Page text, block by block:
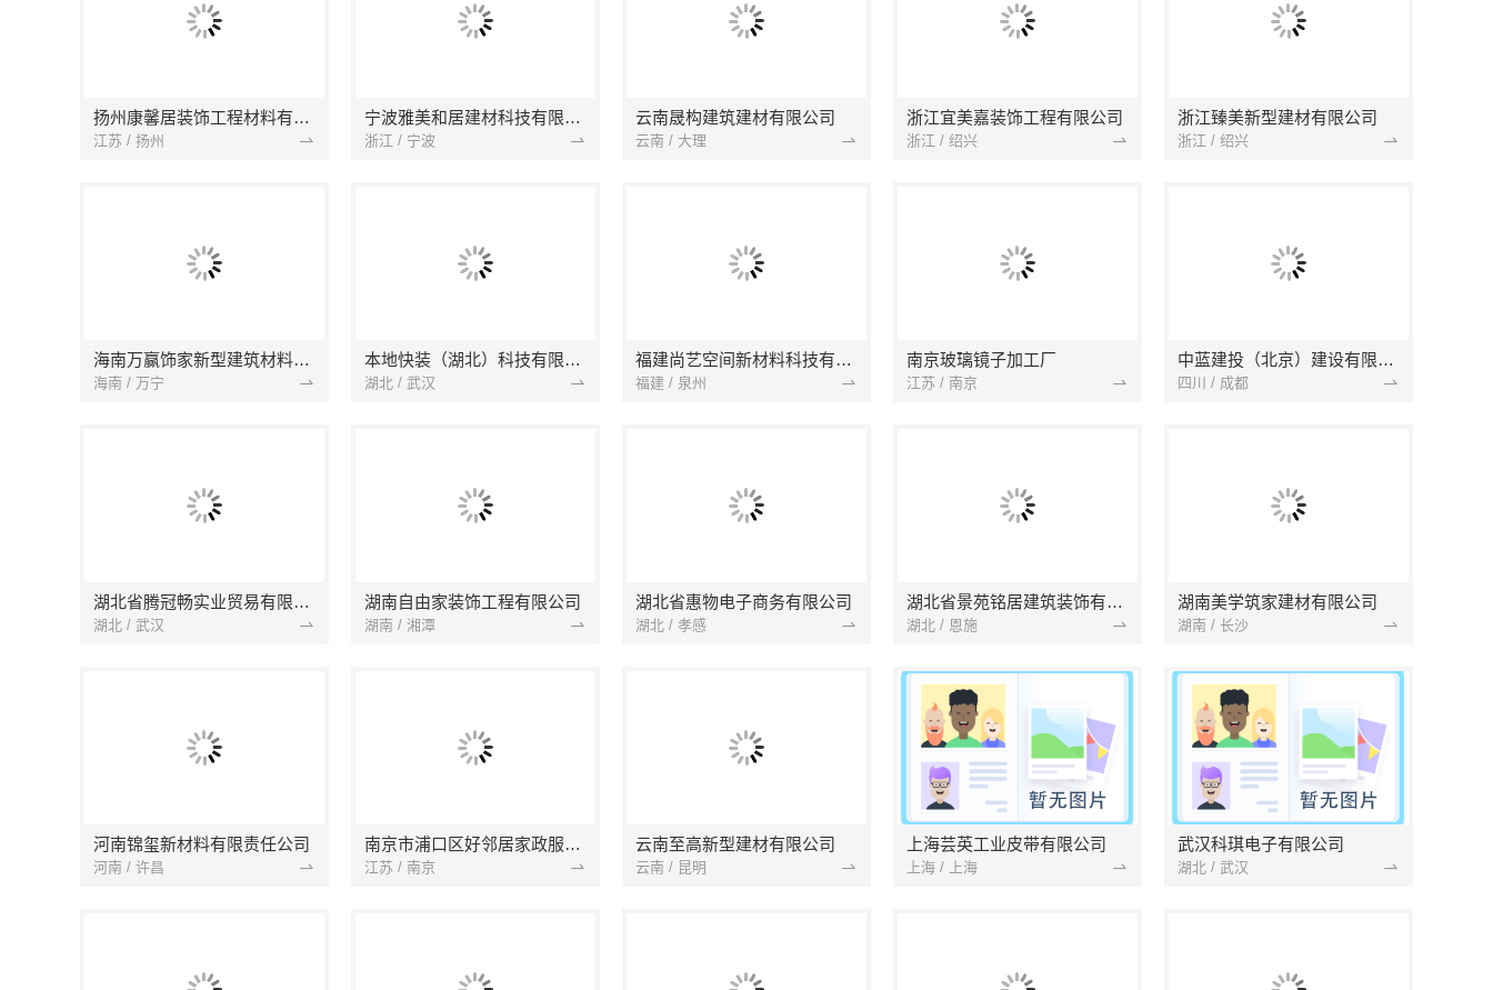
扬州康馨居装饰工程材料有限公司
江苏 / 扬州
宁波雅美和居建材科技有限公司
浙江 / 宁波
云南晟构建筑建材有限公司
云南 / 大理
浙江宜美嘉装饰工程有限公司
浙江 / 绍兴
浙江臻美新型建材有限公司
浙江 / 绍兴
海南万赢饰家新型建筑材料有限公司
海南 / 万宁
本地快装（湖北）科技有限公司
湖北 / 武汉
福建尚艺空间新材料科技有限公司
福建 / 泉州
南京玻璃镜子加工厂
江苏 / 南京
中蓝建投（北京）建设有限公司四川第一分公司
四川 / 成都
湖北省腾冠畅实业贸易有限公司
湖北 / 武汉
湖南自由家装饰工程有限公司
湖南 / 湘潭
湖北省惠物电子商务有限公司
湖北 / 孝感
湖北省景苑铭居建筑装饰有限公司
湖北 / 恩施
湖南美学筑家建材有限公司
湖南 / 长沙
河南锦玺新材料有限责任公司
河南 / 许昌
南京市浦口区好邻居家政服务中心
江苏 / 南京
云南至高新型建材有限公司
云南 / 昆明
上海芸英工业皮带有限公司
上海 / 上海
武汉科琪电子有限公司
湖北 / 武汉